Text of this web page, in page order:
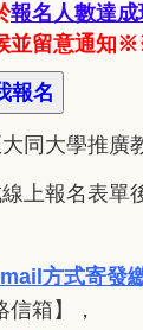
報名人數達
並留意通知
同大學推廣
上報名表單
方式寄發
箱】，